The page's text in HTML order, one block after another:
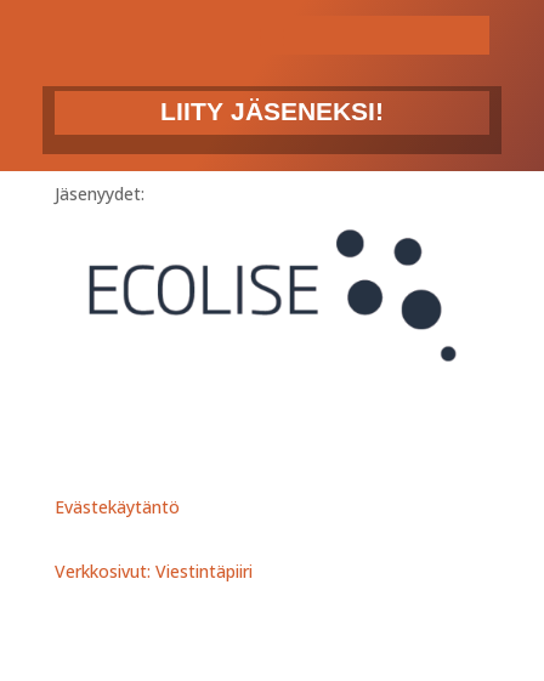
LIITY JÄSENEKSI!
Jäsenyydet:
Evästekäytäntö
Verkkosivut: Viestintäpiiri